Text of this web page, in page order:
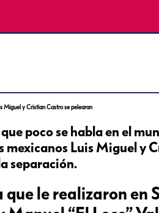
Miguel y Cristian Castro se pelearan
poco se habla en el
Luis Miguel y
separación.
que le realizaron en